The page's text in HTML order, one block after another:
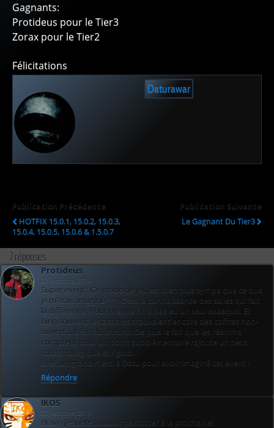
Gagnants:
Protideus pour le Tier3
Zorax pour le Tier2
Félicitations
Daturawar
Publication Précédente
HOTFIX 15.0.1, 15.0.2, 15.0.3,
15.0.4, 15.0.5, 15.0.6 & 1.5.0.7
Publication Suivante
Le Gagnant Du Tier3
7 réponses
Protideus
27 octobre 2014
Super event ! Ce mode de jeu est bien plus sympa que ce que
je m’étais imaginé ^^ ! C’est la connaissance des salles qui fait
la différence. Pour preuve on a pas eu un seul exaequo. Et
bien souvent les arbitres trouvaient encore des coffres non-
ouvert à la fin du chrono. De plus le fait que les réanims
comptent pour un point supplémentaire rajoute un petit
coté stratégique et rigolo.
Bref, un grand merci à Datu pour avoir imaginé cet event !
Répondre
IKOS
27 octobre 2014
Bravo j’espere pouvoir participer à la prochaine!